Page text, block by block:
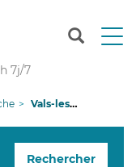
T
n
7j/7
Vals-les-Bains
Rechercher